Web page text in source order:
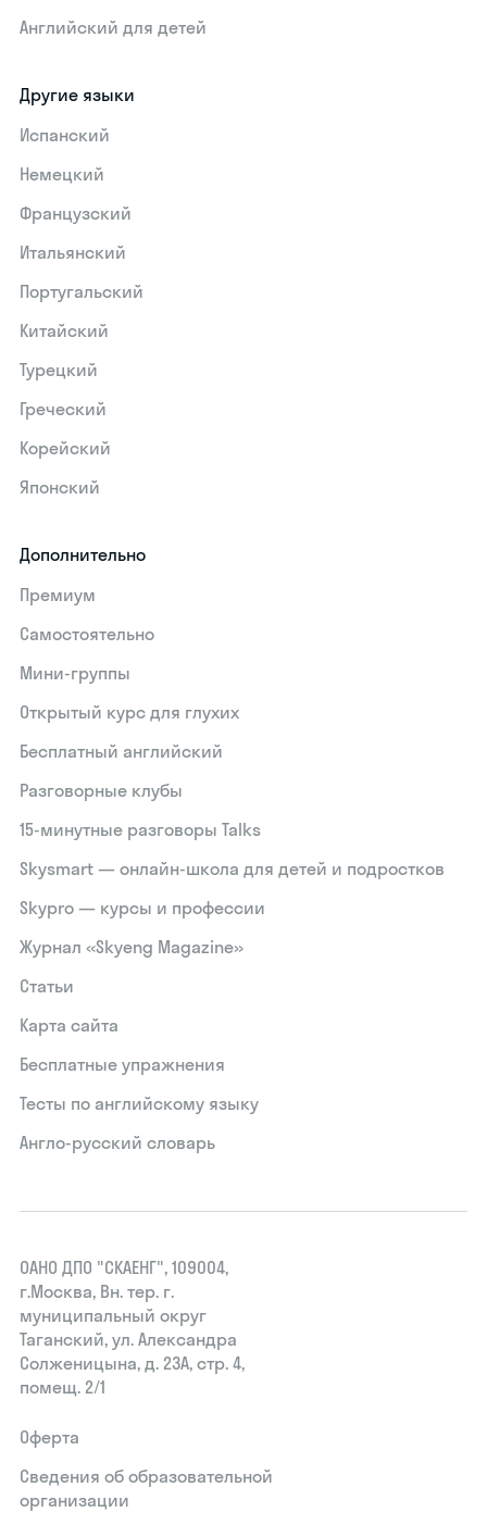
Английский для детей
Другие языки
Испанский
Немецкий
Французский
Итальянский
Португальский
Китайский
Турецкий
Греческий
Корейский
Японский
Дополнительно
Премиум
Самостоятельно
Мини-группы
Открытый курс для глухих
Бесплатный английский
Разговорные клубы
15‑минутные разговоры Talks
Skysmart — онлайн-школа для детей и подростков
Skypro — курсы и профессии
Журнал «Skyeng Magazine»
Статьи
Карта сайта
Бесплатные упражнения
Тесты по английскому языку
Англо-русский словарь
ОАНО ДПО "СКАЕНГ", 109004,
г.Москва, Вн. тер. г.
муниципальный округ
Таганский, ул. Александра
Солженицына, д. 23А, стр. 4,
помещ. 2/1
Оферта
Сведения об образовательной
организации